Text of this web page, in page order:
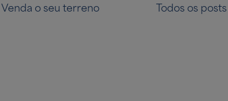
Venda o seu terreno
Todos os posts